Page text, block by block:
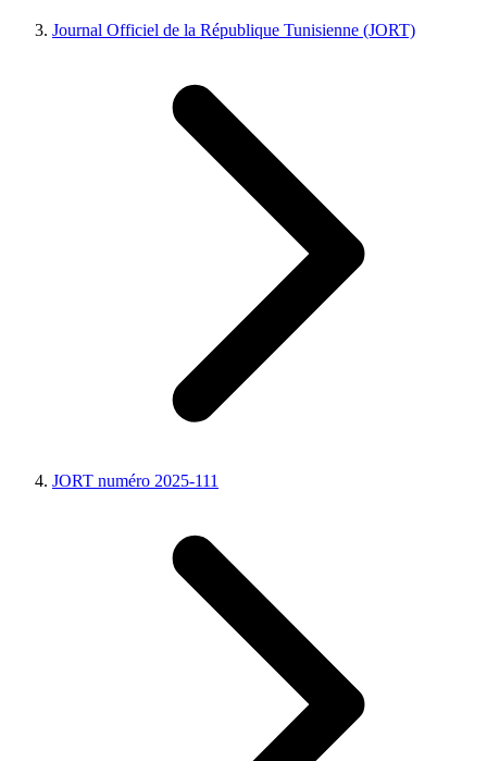
Journal Officiel de la République Tunisienne (JORT)
JORT numéro 2025-111